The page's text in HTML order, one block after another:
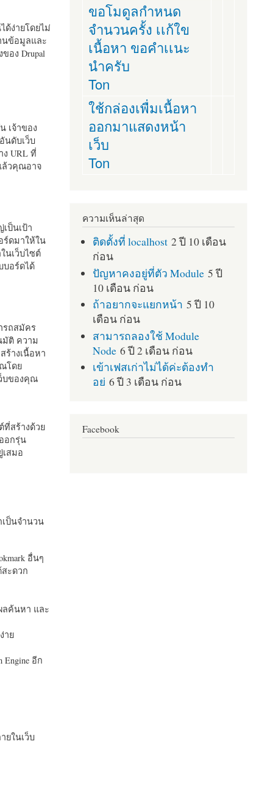
ด้ง่ายโดยไม่
นข้อมูลและ
อง Drupal
เจ้าของ
นดับเว็บ
URL ที่
ล้วคุณอาจ
ป็นเป้า
ร์ดมาให้ใน
นเว็บไซต์
บอร์ดได้
รถสมัคร
มัติ ความ
ร้างเนื้อหา
ณโดย
บของคุณ
ที่สร้างด้วย
อกรุ่น
สมอ
ป็นจำนวน
อื่นๆ
สะดวก
ลค้นหา และ
าย
อีก
ยในเว็บ
ขอโมดูลกำหนด
จำนวนครั้ง เเก้ใข
เนื้อหา ขอคำเเนะ
นำครับ
Ton
ใช้กล่องเพื่มเนื้อหา
ออกมาแสดงหน้า
เว็บ
Ton
ความเห็นล่าสุด
ติดตั้งที่ localhost 2 ปี 10 เดือน
ก่อน
ปัญหาคงอยู่ที่ตัว Module 5 ปี
10 เดือน ก่อน
ถ้าอยากจะแยกหน้า 5 ปี 10
เดือน ก่อน
สามารถลองใช้ Module
Node 6 ปี 2 เดือน ก่อน
เข้าเฟสเก่าไม่ได้ค่ะต้องทำ
อย่ 6 ปี 3 เดือน ก่อน
Facebook